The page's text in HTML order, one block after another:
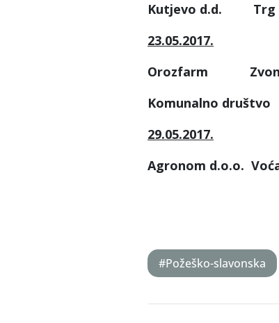
Kutjevo d.d. Trg
23.05.2017.
Orozfarm
Komunalno
29.05.2017.
Agronom d.o.o.
#Požeško-slavonska